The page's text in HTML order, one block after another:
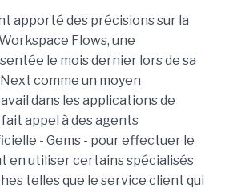
apporté des précisions sur la
Flows, une
le mois dernier lors de sa
comme un moyen
dans les applications de
appel à des agents
- Gems - pour effectuer le
en utiliser certains spécialisés
telles que le service client qui